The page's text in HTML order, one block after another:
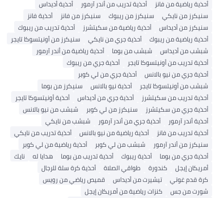
أحذية رياضية من فانز
أحذية تدريب من أندر آرمور
أحذية أديداس
سنيكرز من نايكي
سنيكرز من ريبوك سنيكرز من فانز
أحذية فانز
سنيكرز من أديداس
أحذية رياضية من سكيتشرز
أحذية تدريب من ريبوك
أحذية رياضية من ريبوك
أحذية جري من نايكي
سنيكرز من أونيتسوكا تايجر
شبشب من أديداس
شبشب من بوما
أحذية رياضية من أندر آرمور
أحذية تدريب من أونيتسوكا تايجر
أحذية جري من ريبوك
أحذية جري من نيو بالانس
أحذية جري من لي كوبر
شبشب من أونيتسوكا تايجر
أحذية نيو بالانس
سنيكرز من بوما
أحذية تدريب من سكيتشرز
أحذية جري من أديداس
أحذية أونيتسوكا تايجر
أحذية جري من سكيتشرز
سنيكرز من لي كوبر
شبشب من نيو بالانس
أحذية أندر آرمور
أحذية جري من أندر آرمور
شبشب من نايكي
أحذية تدريب من فانز
أحذية رياضية من نيو بالانس
أحذية تدريب من نايكي
سنيكرز من أندر آرمور
شبشب من لي كوبر
أحذية رياضية من لي كوبر
أحذية جري من بوما
أحذية ريبوك أحذية تدريب من بوما هدايا له
نايك
أمريكان إيجل
كندورة طواقي الصلاة
أحذية كرة سلة للرجال
كرة قدم غوتي
تيشيرت من أديداس
قميص رياضي من رويس
شورت من جس
كنزات رياضية من أمريكان إيجل